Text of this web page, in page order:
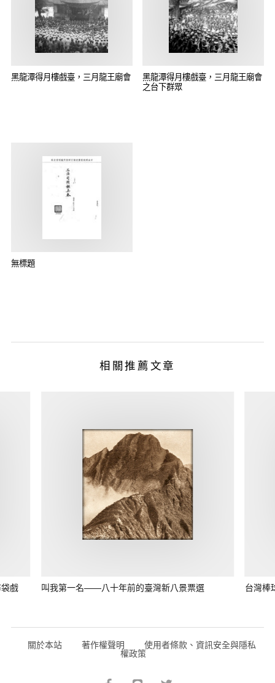
黑龍潭得月樓戲臺，三月龍王廟會
黑龍潭得月樓戲臺，三月龍王廟會
之台下群眾
無標題
相關推薦文章
叫我第一名——八十年前的臺灣新八景票選 台灣棒
戲
關於本站 著作權聲明 使用者條款、資訊安全與隱私
權政策